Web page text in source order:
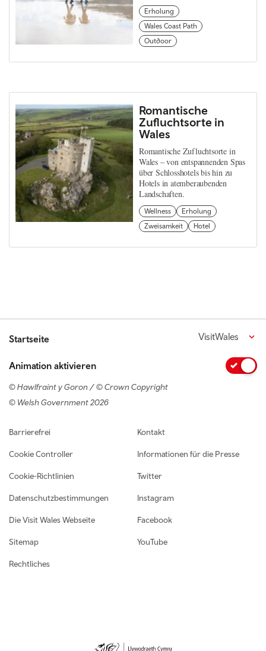
Erholung
Wales Coast Path
Outdoor
Romantische
Zufluchtsorte in
Wales
Romantische Zufluchtsorte in
Wales – von entspannenden Spas
über Schlosshotels bis hin zu
Hotels in atemberaubenden
Landschaften.
Wellness
Erholung
Zweisamkeit
Hotel
Startseite VisitWales
Animation aktivieren
© Hawlfraint y Goron / © Crown Copyright
© Welsh Government 2026
Footer navigation
Barrierefrei
Cookie Controller
Cookie-Richtlinien
Datenschutzbestimmungen
Die Visit Wales Webseite
Sitemap
Rechtliches
Kontakt
Informationen für die Presse
Twitter
Instagram
Facebook
YouTube